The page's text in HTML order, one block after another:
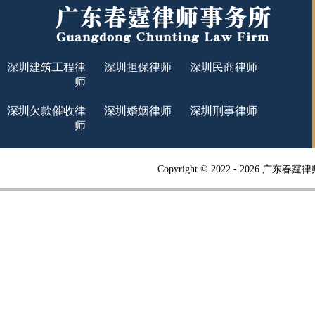
深圳建筑工程律
师
深圳担保律师 深圳民商律师
深圳欠款催收律
师
深圳婚姻律师 深圳刑事律师
Copyright © 2022 - 2026 广东春霆